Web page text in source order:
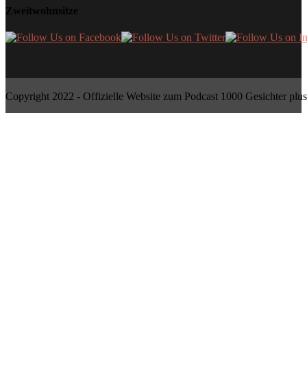
Zweitwohnsitze
Copyright 2022 - Offizielle Website zum Podcast 1000 Gesichter